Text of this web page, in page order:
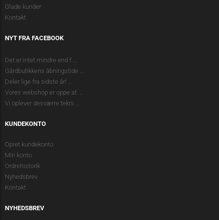
Glade kunder
Kontakt
NYT FRA FACEBOOK
Det er intet mindre end f ...
Gårdbutikkens åbningstide ...
Deler lige fra sidste år! ...
Vores webshop er oppe at ...
Vi oplever desværre tekni ...
KUNDEKONTO
Opret kundekonto
Min konto
Ordrehistorik
Nyhedsbrev
Kontakt
NYHEDSBREV